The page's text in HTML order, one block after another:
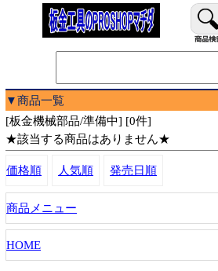
▼商品一覧
[板金機械部品/準備中] [0件]
★該当する商品はありません★
価格順 人気順 発売日順
商品メニュー
HOME